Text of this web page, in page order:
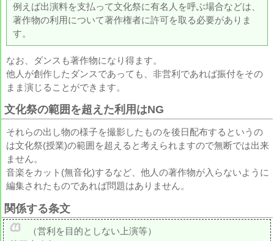
例えば出演料を支払って文化祭に有名人を呼ぶ場合などは、
著作物の利用について著作権者に許可を取る必要がありま
す。
なお、ダンスも著作物になり得ます。
他人が創作したダンスであっても、非営利であれば振付をその
まま演じることができます。
文化祭の範囲を超えた利用はNG
それらの出し物の様子を撮影したものを後日配布するというの
は文化祭(授業)の範囲を超えると考えられますので無断では出来
ません。
音楽をカット(無音化)するなど、他人の著作物が入らないように
編集されたものであれば問題はありません。
関係する条文
（営利を目的としない上演等）